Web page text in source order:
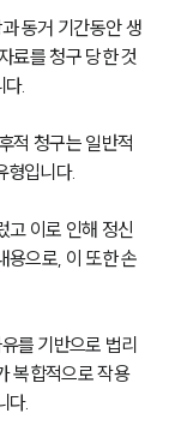
동거 기간동안 생
료를 청구 당한 것
.
적 청구는 일반적
형입니다.
고 이로 인해 정신
용으로, 이 또한 손
를 기반으로 법리
복합적으로 작용
다.